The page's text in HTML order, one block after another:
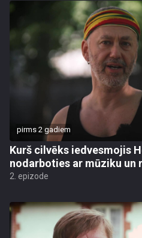
pirms 2 gadiem
Kurš cilvēks iedvesmojis
nodarboties ar mūziku un
2. epizode